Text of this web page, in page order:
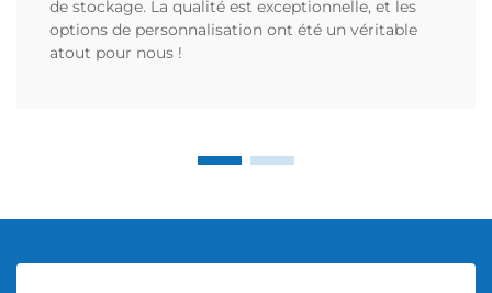
de stockage. La qualité est exceptionnelle, et les
options de personnalisation ont été un véritable
atout pour nous !